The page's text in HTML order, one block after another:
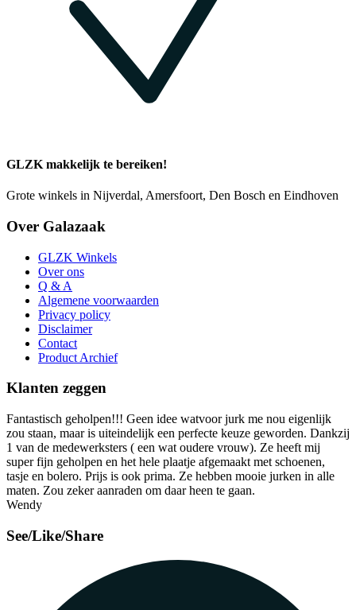
GLZK makkelijk te bereiken!
Grote winkels in Nijverdal, Amersfoort, Den Bosch en Eindhoven
Over Galazaak
GLZK Winkels
Over ons
Q & A
Algemene voorwaarden
Privacy policy
Disclaimer
Contact
Product Archief
Klanten zeggen
Fantastisch geholpen!!! Geen idee watvoor jurk me nou eigenlijk
zou staan, maar is uiteindelijk een perfecte keuze geworden. Dankzij
1 van de medewerksters ( een wat oudere vrouw). Ze heeft mij
super fijn geholpen en het hele plaatje afgemaakt met schoenen,
tasje en bolero. Prijs is ook prima. Ze hebben mooie jurken in alle
maten. Zou zeker aanraden om daar heen te gaan.
Wendy
See/Like/Share